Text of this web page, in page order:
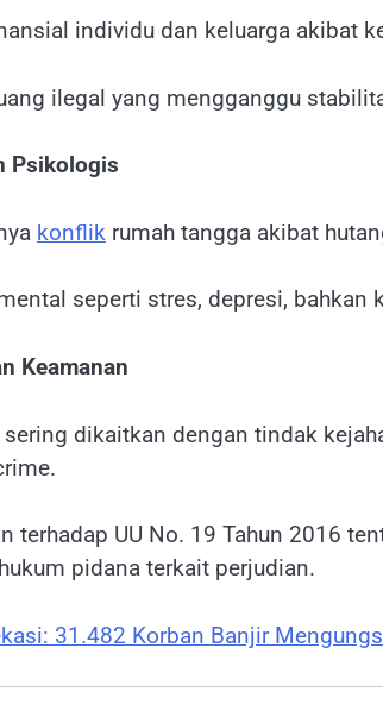
individu dan keluarga akibat
ilegal yang mengganggu
Psikologis
konflik rumah tangga akibat
seperti stres, depresi, bahkan
Keamanan
dikaitkan dengan tindak
terhadap UU No. 19 Tahun 2016
pidana terkait perjudian.
31.482 Korban Banjir